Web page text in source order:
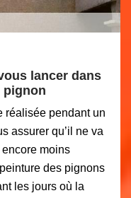
lancer dans
pignon
réalisée pendant un
assurer qu’il ne va
moins
des pignons
les jours où la